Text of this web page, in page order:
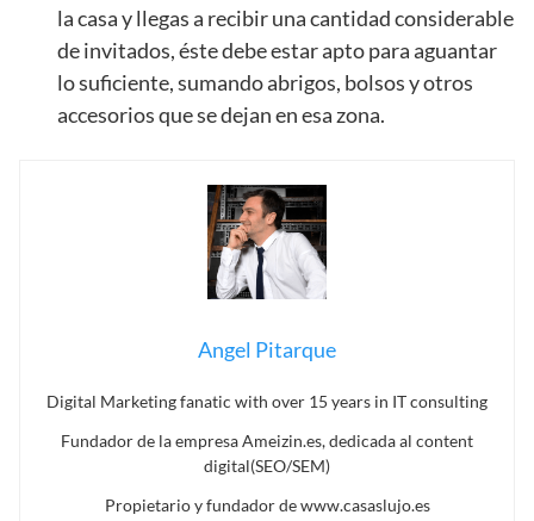
la casa y llegas a recibir una cantidad considerable
de invitados, éste debe estar apto para aguantar
lo suficiente, sumando abrigos, bolsos y otros
accesorios que se dejan en esa zona.
Angel Pitarque
Digital Marketing fanatic with over 15 years in IT consulting
Fundador de la empresa Ameizin.es, dedicada al content
digital(SEO/SEM)
Propietario y fundador de www.casaslujo.es